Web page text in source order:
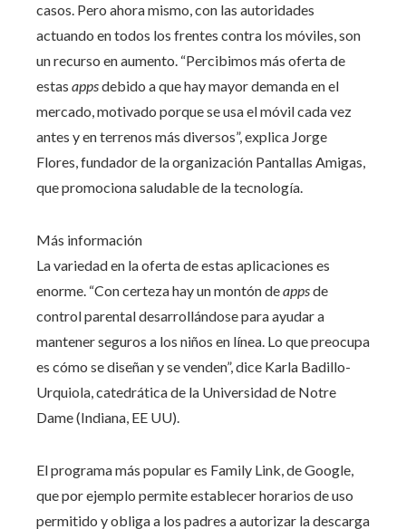
casos. Pero ahora mismo, con las autoridades
actuando en todos los frentes contra los móviles, son
un recurso en aumento. “Percibimos más oferta de
estas appsdebido a que hay mayor demanda en el
mercado, motivado porque se usa el móvil cada vez
antes y en terrenos más diversos”, explica Jorge
Flores, fundador de la organización Pantallas Amigas,
que promociona saludable de la tecnología.
Más información
La variedad en la oferta de estas aplicaciones es
enorme. “Con certeza hay un montón deappsde
control parental desarrollándose para ayudar a
mantener seguros a los niños en línea. Lo que preocupa
es cómo se diseñan y se venden”, dice Karla Badillo-
Urquiola, catedrática de la Universidad de Notre
Dame (Indiana, EE UU).
El programa más popular es Family Link, de Google,
que por ejemplo permite establecer horarios de uso
permitido y obliga a los padres a autorizar la descarga